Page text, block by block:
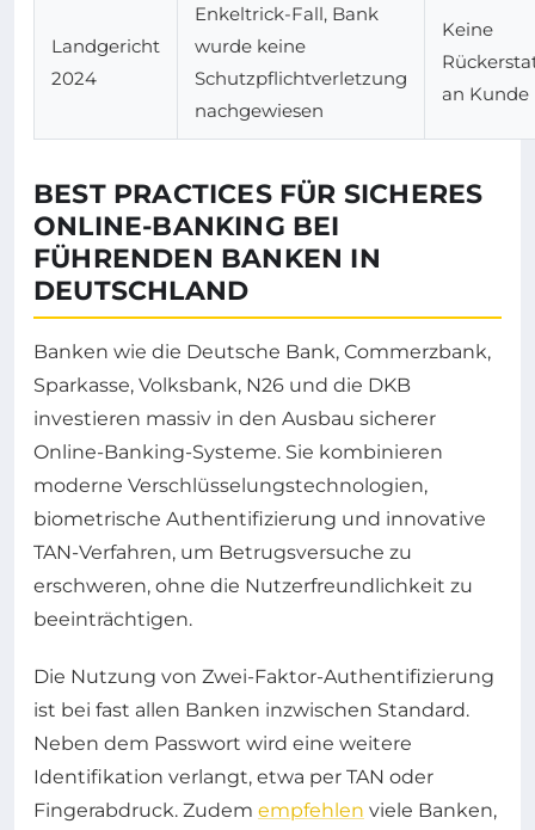
Landgericht
2024
Enkeltrick-Fall, Bank
wurde keine
Schutzpflichtverletzung
nachgewiesen
Keine
an Kunde
BEST PRACTICES FÜR SICHERES
ONLINE-BANKING BEI
FÜHRENDEN BANKEN IN
DEUTSCHLAND
Banken wie die Deutsche Bank, Commerzbank,
Sparkasse, Volksbank, N26 und die DKB
investieren massiv in den Ausbau sicherer
Online-Banking-Systeme. Sie kombinieren
moderne Verschlüsselungstechnologien,
biometrische Authentifizierung und innovative
TAN-Verfahren, um Betrugsversuche zu
erschweren, ohne die Nutzerfreundlichkeit zu
beeinträchtigen.
Die Nutzung von Zwei-Faktor-Authentifizierung
ist bei fast allen Banken inzwischen Standard.
Neben dem Passwort wird eine weitere
Identifikation verlangt, etwa per TAN oder
Fingerabdruck. Zudem empfehlen viele Banken,